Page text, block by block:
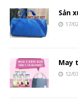
Sản
17/
May
12/